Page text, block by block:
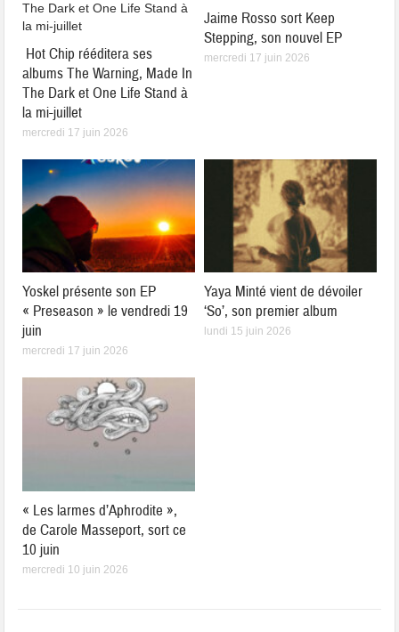
Hot Chip rééditera ses
albums The Warning, Made In
The Dark et One Life Stand à
la mi-juillet
mercredi 17 juin 2026
Jaime Rosso sort Keep
Stepping, son nouvel EP
mercredi 17 juin 2026
Yoskel présente son EP
« Preseason » le vendredi 19
juin
mercredi 17 juin 2026
Yaya Minté vient de dévoiler
‘So’, son premier album
lundi 15 juin 2026
« Les larmes d’Aphrodite »,
de Carole Masseport, sort ce
10 juin
mercredi 10 juin 2026